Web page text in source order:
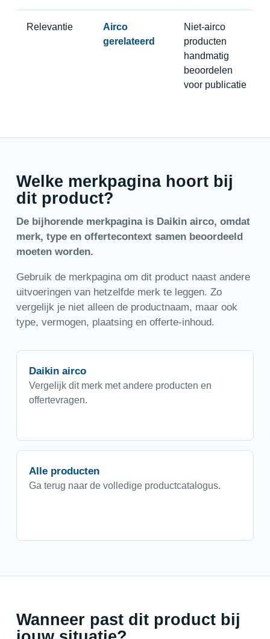
Relevantie
Airco
gerelateerd
Niet-airco
producten
handmatig
beoordelen
voor publicatie
Welke merkpagina hoort bij
dit product?
De bijhorende merkpagina is Daikin airco, omdat
merk, type en offertecontext samen beoordeeld
moeten worden.
Gebruik de merkpagina om dit product naast andere
uitvoeringen van hetzelfde merk te leggen. Zo
vergelijk je niet alleen de productnaam, maar ook
type, vermogen, plaatsing en offerte-inhoud.
Daikin airco
Vergelijk dit merk met andere producten en
offertevragen.
Alle producten
Ga terug naar de volledige productcatalogus.
Wanneer past dit product bij